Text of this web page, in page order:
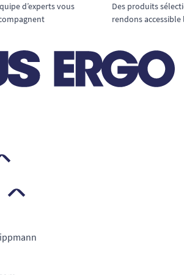
Maxi : sécurité
Pants Maxi Lille XLdispose
Maxi, conçu pour les
importantes.
usage de jour comme de nuit
d’experts vous
Des produits
rendons